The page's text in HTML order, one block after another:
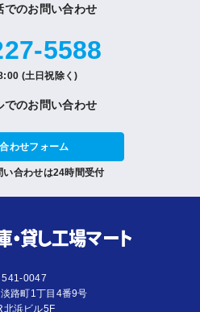
でのお問い合わせ
5588
(土日祝除く)
でのお問い合わせ
わせフォーム
い合わせは24時間受付
541-0047
淡路町1丁目4番9号
北浜ビル5F